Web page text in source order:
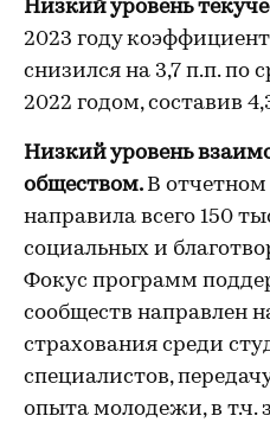
Низкий уровень
2023 году
снизился на 3,7 п.п. по
2022 годом, составив
Низкий уровень
обществом. В
направила всего 150
социальных и
Фокус программ
сообществ направлен
страхования среди
специалистов,
опыта молодежи, в т.ч.